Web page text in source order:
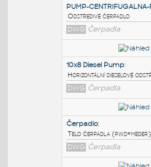
PUMP-
Odstředivé
DWG Čerpadla